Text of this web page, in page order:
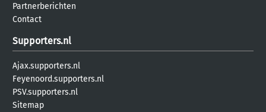
Partnerberichten
Contact
Supporters.nl
Ajax.supporters.nl
Feyenoord.supporters.nl
PSV.supporters.nl
Sitemap